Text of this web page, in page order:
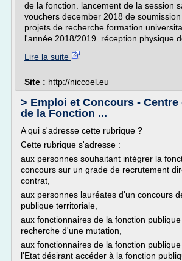
de la fonction. lancement de la session
vouchers december 2018 de
projets de recherche formation
l'année 2018/2019. réception physique
Lire la suite
Site : http://niccoel.eu
> Emploi et Concours - Centre
de la Fonction ...
A qui s'adresse cette rubrique ?
Cette rubrique s'adresse :
aux personnes souhaitant intégrer la
concours sur un grade de recrutement
contrat,
aux personnes lauréates d'un concours
publique territoriale,
aux fonctionnaires de la fonction
recherche d'une mutation,
aux fonctionnaires de la fonction
l'Etat désirant accéder à la fonction